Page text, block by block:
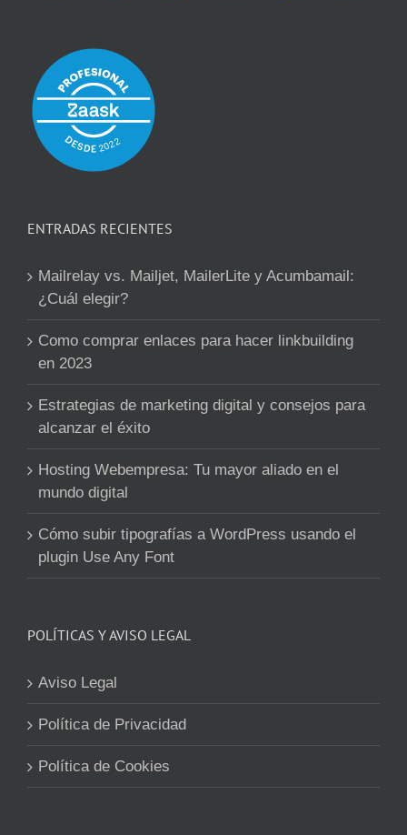
ENTRADAS RECIENTES
Mailrelay vs. Mailjet, MailerLite y Acumbamail:
¿Cuál elegir?
Como comprar enlaces para hacer linkbuilding
en 2023
Estrategias de marketing digital y consejos para
alcanzar el éxito
Hosting Webempresa: Tu mayor aliado en el
mundo digital
Cómo subir tipografías a WordPress usando el
plugin Use Any Font
POLÍTICAS Y AVISO LEGAL
Aviso Legal
Política de Privacidad
Política de Cookies